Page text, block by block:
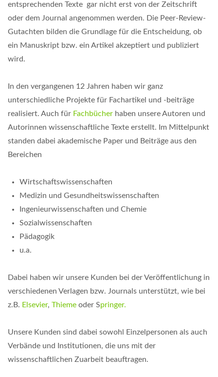
entsprechenden Texte gar nicht erst von der Zeitschrift
oder dem Journal angenommen werden. Die Peer-Review-
Gutachten bilden die Grundlage für die Entscheidung, ob
ein Manuskript bzw. ein Artikel akzeptiert und publiziert
wird.
In den vergangenen 12 Jahren haben wir ganz
unterschiedliche Projekte für Fachartikel und -beiträge
realisiert. Auch für Fachbücher haben unsere Autoren und
Autorinnen wissenschaftliche Texte erstellt. Im Mittelpunkt
standen dabei akademische Paper und Beiträge aus den
Bereichen
Wirtschaftswissenschaften
Medizin und Gesundheitswissenschaften
Ingenieurwissenschaften und Chemie
Sozialwissenschaften
Pädagogik
u.a.
Dabei haben wir unsere Kunden bei der Veröffentlichung in
verschiedenen Verlagen bzw. Journals unterstützt, wie bei
z.B. Elsevier, Thieme oder Springer.
Unsere Kunden sind dabei sowohl Einzelpersonen als auch
Verbände und Institutionen, die uns mit der
wissenschaftlichen Zuarbeit beauftragen.